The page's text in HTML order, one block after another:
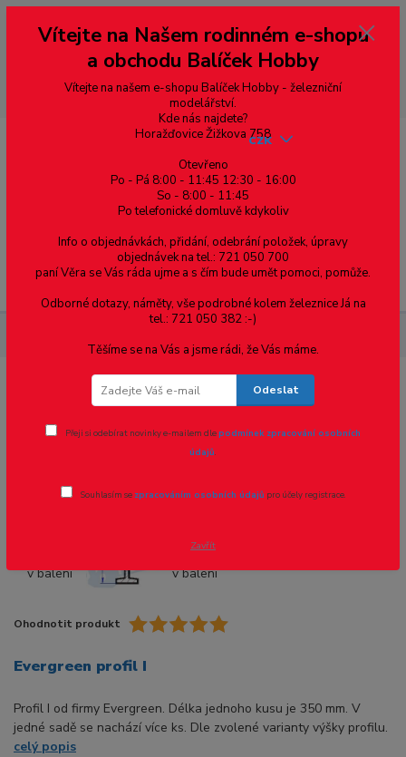
--- pro zákazníky ze Slovenska a jiných zemí, pokud chcete platit v eurech
přepněte si e-shop na euro 💶 pro přepočet měny - pravý horní roh ---
dobírky – pokud si z nějakého důvodu zásilku nevyzvednete, bude po
domluvě zaslána znovu s opětovnou platbou za poštovné, v opačném
případě bude zrušena a účet přidán na blacklist a rušeny následující
objednávky.
Menu
CZK
Profil I v. 1,5 mm 4ks v balení
Novinka
Ohodnotit produkt
Evergreen profil I
Profil I od firmy Evergreen. Délka jednoho kusu je 350 mm. V
jedné sadě se nachází více ks. Dle zvolené varianty výšky profilu.
celý popis
Vítejte na Našem rodinném e-shopu
a obchodu Balíček Hobby
Vítejte na našem e-shopu Balíček Hobby - železniční
modelářství.
Kde nás najdete?
Horažďovice Žižkova 758
Otevřeno
Po - Pá 8:00 - 11:45 12:30 - 16:00
So - 8:00 - 11:45
Po telefonické domluvě kdykoliv
Info o objednávkách, přidání, odebrání položek, úpravy
objednávek na tel.: 721 050 700
paní Věra se Vás ráda ujme a s čím bude umět pomoci, pomůže.
Odborné dotazy, náměty, vše podrobné kolem železnice Já na
tel.: 721 050 382 :-)
Těšíme se na Vás a jsme rádi, že Vás máme.
Odeslat
Přeji si odebírat novinky e-mailem dlepodmínek zpracování osobních
údajů.
Souhlasím se zpracováním osobních údajů pro účely registrace.
Zavřít